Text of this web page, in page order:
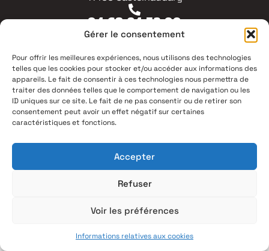
Gérer le consentement
Pour offrir les meilleures expériences, nous utilisons des technologies
telles que les cookies pour stocker et/ou accéder aux informations des
appareils. Le fait de consentir à ces technologies nous permettra de
traiter des données telles que le comportement de navigation ou les
ID uniques sur ce site. Le fait de ne pas consentir ou de retirer son
consentement peut avoir un effet négatif sur certaines
caractéristiques et fonctions.
Accepter
Refuser
Voir les préférences
Informations relatives aux cookies
04 68 94 53 00
Mentions légales
Politique de confidentialité
Plan du site
Accessbilité : partiellement conforme
(99,3%)
Contact